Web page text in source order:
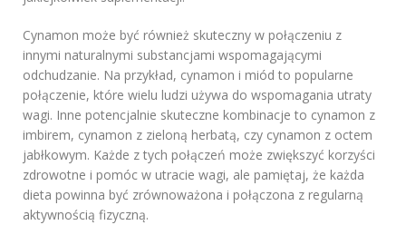
Cynamon może być również skuteczny w połączeniu z
innymi naturalnymi substancjami wspomagającymi
odchudzanie. Na przykład, cynamon i miód to popularne
połączenie, które wielu ludzi używa do wspomagania utraty
wagi. Inne potencjalnie skuteczne kombinacje to cynamon z
imbirem, cynamon z zieloną herbatą, czy cynamon z octem
jabłkowym. Każde z tych połączeń może zwiększyć korzyści
zdrowotne i pomóc w utracie wagi, ale pamiętaj, że każda
dieta powinna być zrównoważona i połączona z regularną
aktywnością fizyczną.